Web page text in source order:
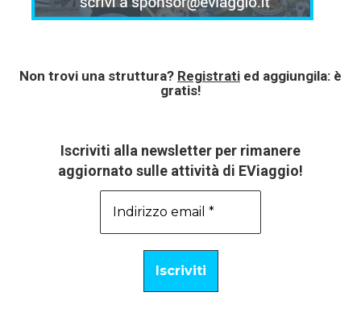
Non trovi una struttura? Registrati ed aggiungila: è
gratis!
Iscriviti alla newsletter per rimanere
aggiornato sulle attività di EViaggio!